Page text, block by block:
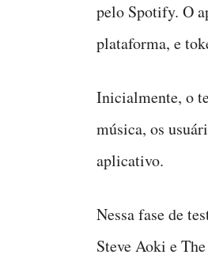
pelo Spotify. O
plataforma, e
Inicialmente, o
música, os
aplicativo.
Nessa fase de
Steve Aoki e